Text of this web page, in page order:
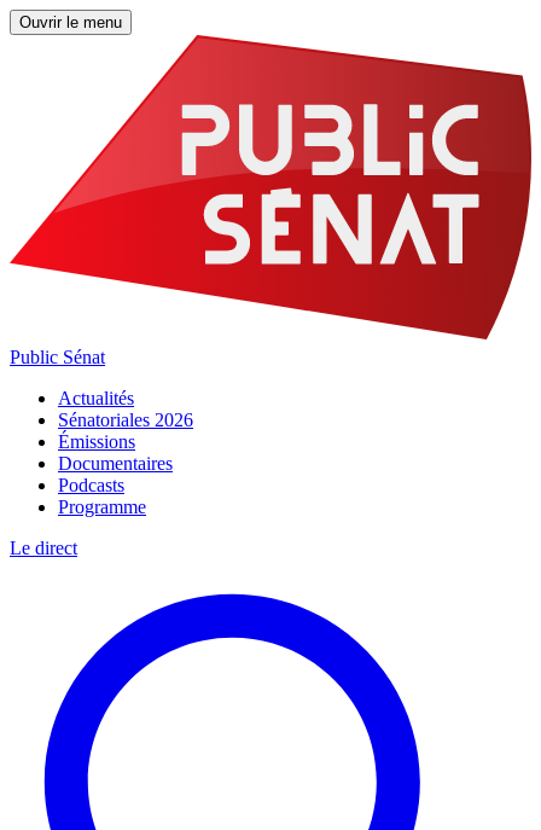
Ouvrir le menu
Public Sénat
Actualités
Sénatoriales 2026
Émissions
Documentaires
Podcasts
Programme
Le direct